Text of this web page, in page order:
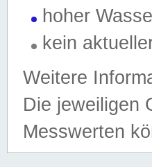
hoher
kein
Weitere
Die jeweiligen
Messwerten